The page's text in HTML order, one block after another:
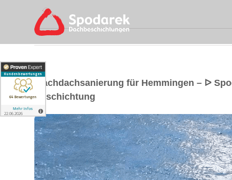
Flachdachsanierung für Hemmingen – ᐅ
Beschichtung